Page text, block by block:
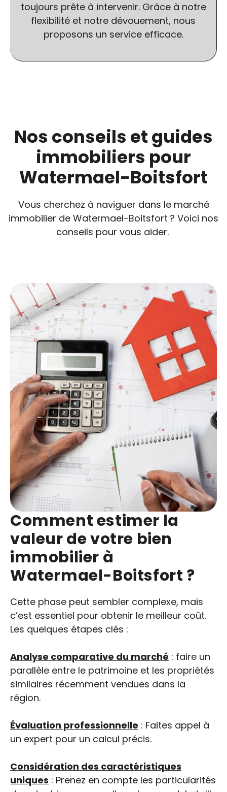
toujours prête à intervenir. Grâce à notre
flexibilité et notre dévouement, nous
proposons un service efficace.
Nos conseils et guides
immobiliers pour
Watermael-Boitsfort
Vous cherchez à naviguer dans le marché
immobilier de Watermael-Boitsfort ? Voici nos
conseils pour vous aider.
Comment estimer la
valeur de votre bien
immobilier à
Watermael-Boitsfort ?
Cette phase peut sembler complexe, mais
c’est essentiel pour obtenir le meilleur coût.
Les quelques étapes clés :
Analyse comparative du marché : faire un
parallèle entre le patrimoine et les propriétés
similaires récemment vendues dans la
région.
Évaluation professionnelle : Faites appel à
un expert pour un calcul précis.
Considération des caractéristiques
uniques : Prenez en compte les particularités